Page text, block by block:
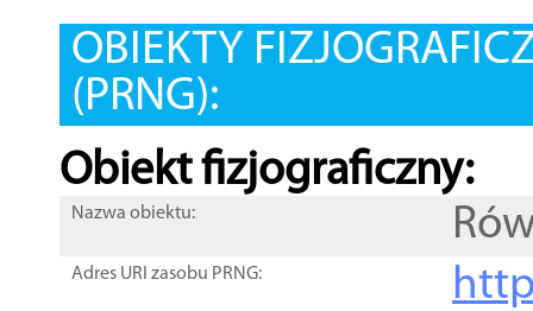
OBIEKTY
(PRNG):
Obiekt fizjograficzny:
Nazwa obiektu:
Adres URI zasobu PRNG: